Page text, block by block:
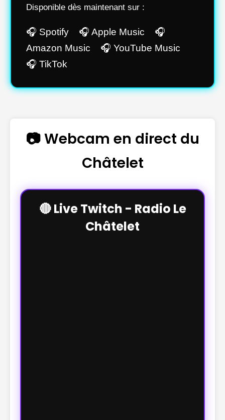
Disponible dès maintenant sur :
🎧 Spotify 🎧 Apple Music 🎧
Amazon Music 🎧 YouTube Music
🎧 TikTok
📷 Webcam en direct du
Châtelet
🔴 Live Twitch - Radio Le
Châtelet